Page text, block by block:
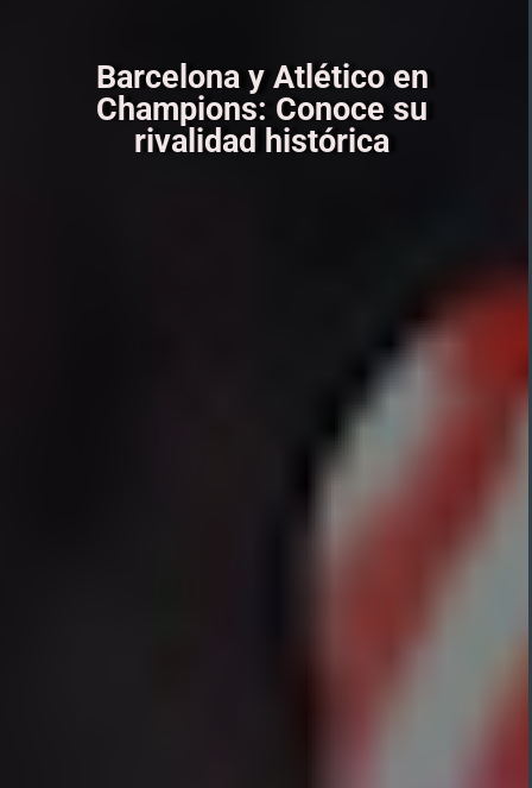
Barcelona y Atlético en
Champions: Conoce su
rivalidad histórica